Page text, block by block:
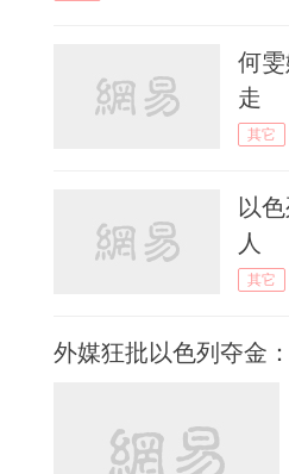
何
走
其它
以
人
其它
外媒狂批以色列夺金